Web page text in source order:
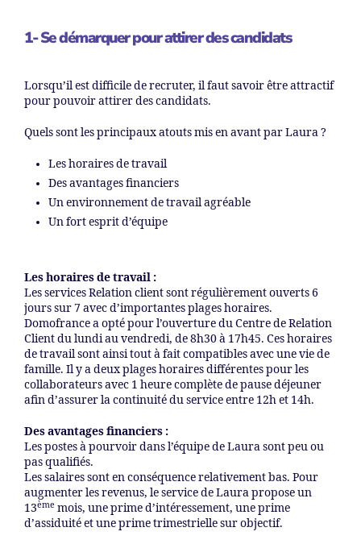
1- Se démarquer pour attirer des candidats
Lorsqu’il est difficile de recruter, il faut savoir être attractif
pour pouvoir attirer des candidats.
Quels sont les principaux atouts mis en avant par Laura ?
Les horaires de travail
Des avantages financiers
Un environnement de travail agréable
Un fort esprit d’équipe
Les horaires de travail :
Les services Relation client sont régulièrement ouverts 6
jours sur 7 avec d’importantes plages horaires.
Domofrance a opté pour l’ouverture du Centre de Relation
Client du lundi au vendredi, de 8h30 à 17h45. Ces horaires
de travail sont ainsi tout à fait compatibles avec une vie de
famille. Il y a deux plages horaires différentes pour les
collaborateurs avec 1 heure complète de pause déjeuner
afin d’assurer la continuité du service entre 12h et 14h.
Des avantages financiers :
Les postes à pourvoir dans l’équipe de Laura sont peu ou
pas qualifiés.
Les salaires sont en conséquence relativement bas. Pour
augmenter les revenus, le service de Laura propose un
13ème mois, une prime d’intéressement, une prime
d’assiduité et une prime trimestrielle sur objectif.